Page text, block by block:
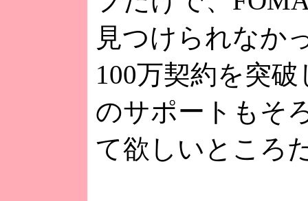
見つけられなか
100万契約を突
のサポートもそ
て欲しいところ